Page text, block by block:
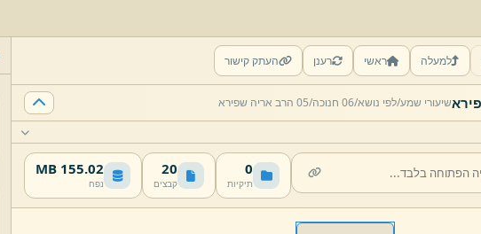
למעלה ראשי רענן העתק קישור
שיעורי שמע/לפי נושא/06 חנוכה/ 05 הרב אריה שפירא
0
תיקיות
20
קבצים
155.02 MB
נפח